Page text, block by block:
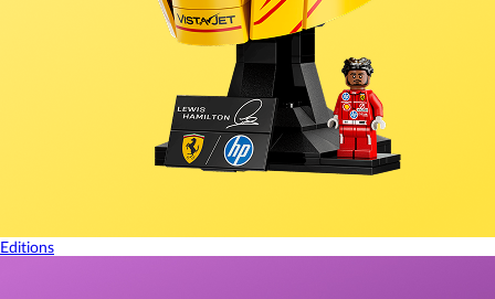
Editions